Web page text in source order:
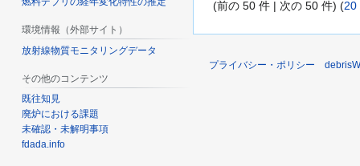
(前の 50 件 | 次の 50 件) (20
環境情報（外部サイト）
放射線物質モニタリングデータ
その他のコンテンツ
既往知見
廃炉における課題
未確認・未解明事項
fdada.info
プライバシー・ポリシー